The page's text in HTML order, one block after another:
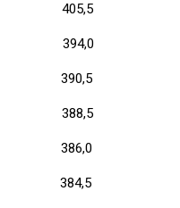
405,5
394,0
390,5
388,5
386,0
384,5